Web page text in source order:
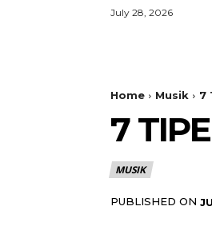
July 28, 2026